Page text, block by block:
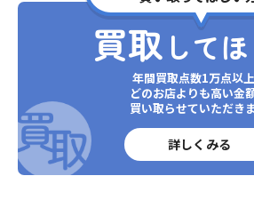
買取 して
年間買取点数1万点以上
どのお店よりも高い金
買い取らせていただき
詳しくみる